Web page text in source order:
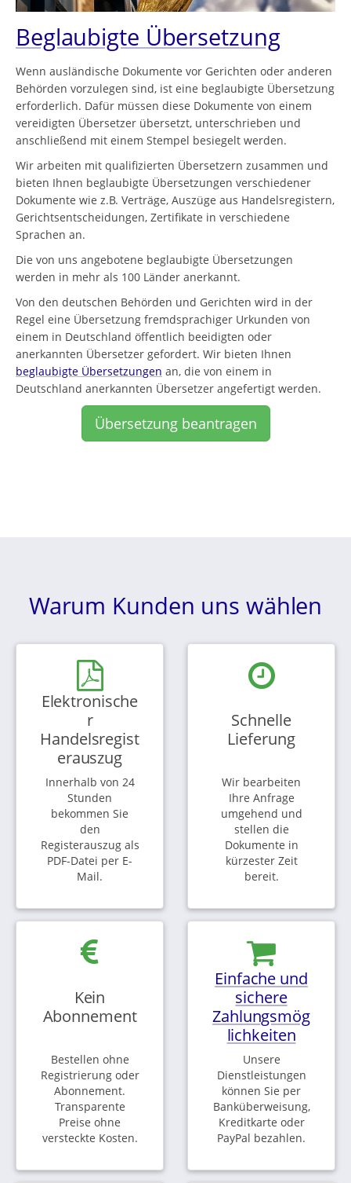
Beglaubigte Übersetzung
Wenn ausländische Dokumente vor Gerichten oder anderen
Behörden vorzulegen sind, ist eine beglaubigte Übersetzung
erforderlich. Dafür müssen diese Dokumente von einem
vereidigten Übersetzer übersetzt, unterschrieben und
anschließend mit einem Stempel besiegelt werden.
Wir arbeiten mit qualifizierten Übersetzern zusammen und
bieten Ihnen beglaubigte Übersetzungen verschiedener
Dokumente wie z.B. Verträge, Auszüge aus Handelsregistern,
Gerichtsentscheidungen, Zertifikate in verschiedene
Sprachen an.
Die von uns angebotene beglaubigte Übersetzungen
werden in mehr als 100 Länder anerkannt.
Von den deutschen Behörden und Gerichten wird in der
Regel eine Übersetzung fremdsprachiger Urkunden von
einem in Deutschland öffentlich beeidigten oder
anerkannten Übersetzer gefordert. Wir bieten Ihnen
beglaubigte Übersetzungen an, die von einem in
Deutschland anerkannten Übersetzer angefertigt werden.
Übersetzung beantragen
Warum Kunden uns wählen
Elektronische
r
Handelsregist
erauszug
Innerhalb von 24
Stunden
bekommen Sie
den
Registerauszug als
PDF-Datei per E-
Mail.
Schnelle
Lieferung
Wir bearbeiten
Ihre Anfrage
umgehend und
stellen die
Dokumente in
kürzester Zeit
bereit.
Kein
Abonnement
Bestellen ohne
Registrierung oder
Abonnement.
Transparente
Preise ohne
versteckte Kosten.
Einfache und
sichere
Zahlungsmög
lichkeiten
Unsere
Dienstleistungen
können Sie per
Banküberweisung,
Kreditkarte oder
PayPal bezahlen.